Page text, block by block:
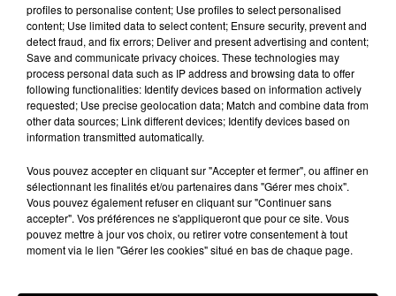
Lecture (3 min 16 sec)
100%
Les experts météo sur 100% radio
14 août 2024 - 3 min 16 sec
LES EXPERTS MÉTÉO 100% DU 14/08/2024
CASSET
profiles to personalise content; Use profiles to select personalised
content; Use limited data to select content; Ensure security, prevent and
detect fraud, and fix errors; Deliver and present advertising and content;
Save and communicate privacy choices. These technologies may
process personal data such as IP address and browsing data to offer
following functionalities: Identify devices based on information actively
requested; Use precise geolocation data; Match and combine data from
other data sources; Link different devices; Identify devices based on
information transmitted automatically.
Vous pouvez accepter en cliquant sur "Accepter et fermer", ou affiner en
sélectionnant les finalités et/ou partenaires dans "Gérer mes choix".
Vous pouvez également refuser en cliquant sur "Continuer sans
accepter". Vos préférences ne s'appliqueront que pour ce site. Vous
pouvez mettre à jour vos choix, ou retirer votre consentement à tout
moment via le lien "Gérer les cookies" situé en bas de chaque page.